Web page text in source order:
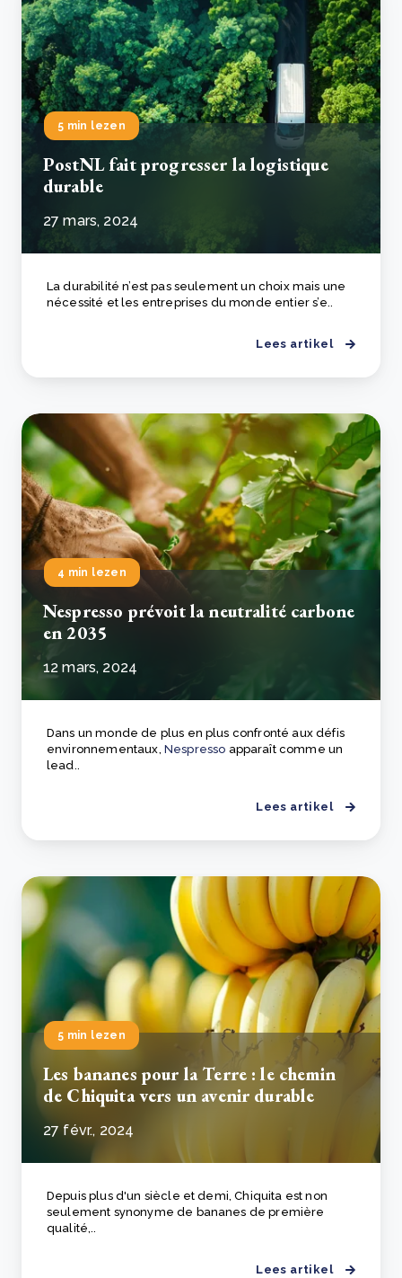
5 min lezen
PostNL fait progresser la logistique
durable
27 mars, 2024
La durabilité n’est pas seulement un choix mais une
nécessité et les entreprises du monde entier s’e..
Lees artikel
4 min lezen
Nespresso prévoit la neutralité carbone
en 2035
12 mars, 2024
Dans un monde de plus en plus confronté aux défis
environnementaux, Nespresso apparaît comme un
lead..
Lees artikel
5 min lezen
Les bananes pour la Terre : le chemin
de Chiquita vers un avenir durable
27 févr., 2024
Depuis plus d'un siècle et demi, Chiquita est non
seulement synonyme de bananes de première
qualité,..
Lees artikel